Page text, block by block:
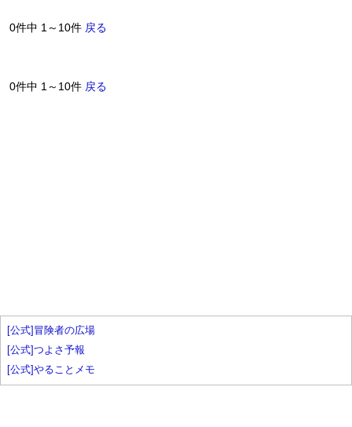
0件中 1～10件 戻る
0件中 1～10件 戻る
[公式]冒険者の広場
[公式]つよさ予報
[公式]やることメモ